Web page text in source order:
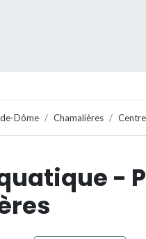
Dôme Chamalières
-